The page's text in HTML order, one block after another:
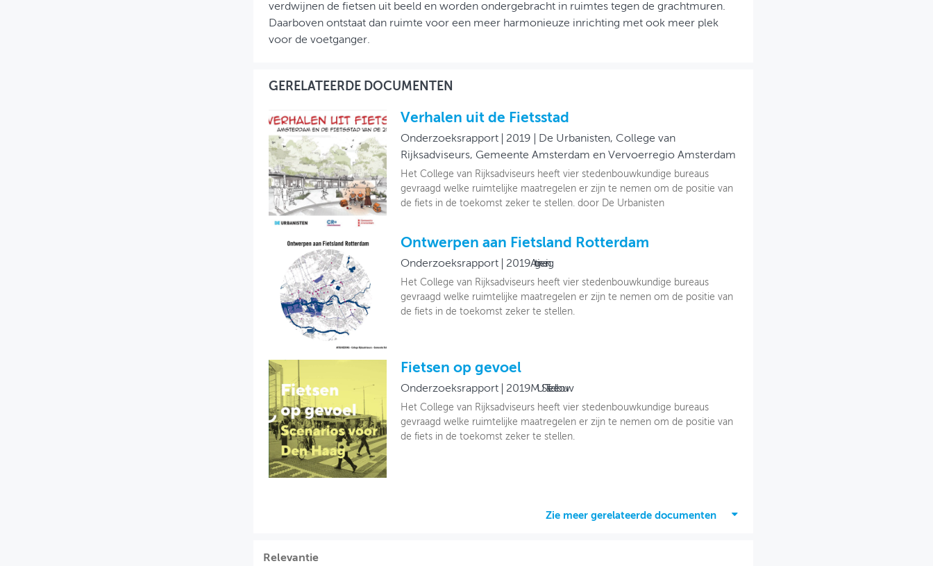
verdwijnen de fietsen uit beeld en worden ondergebracht in ruimtes tegen de grachtmuren.
Daarboven ontstaat dan ruimte voor een meer harmonieuze inrichting met ook meer plek
voor de voetganger.
GERELATEERDE DOCUMENTEN
Verhalen uit de Fietsstad
Onderzoeksrapport 2019
De Urbanisten, College van
Rijksadviseurs, Gemeente Amsterdam en Vervoerregio Amsterdam
Het College van Rijksadviseurs heeft vier stedenbouwkundige bureaus
gevraagd welke ruimtelijke maatregelen er zijn te nemen om de positie van
de fiets in de toekomst zeker te stellen. door De Urbanisten
Ontwerpen aan Fietsland Rotterdam
Onderzoeksrapport 2019Artgineering
Het College van Rijksadviseurs heeft vier stedenbouwkundige bureaus
gevraagd welke ruimtelijke maatregelen er zijn te nemen om de positie van
de fiets in de toekomst zeker te stellen.
Fietsen op gevoel
Onderzoeksrapport 2019MUST stedebouw
Het College van Rijksadviseurs heeft vier stedenbouwkundige bureaus
gevraagd welke ruimtelijke maatregelen er zijn te nemen om de positie van
de fiets in de toekomst zeker te stellen.
Zie meer gerelateerde documenten
Relevantie